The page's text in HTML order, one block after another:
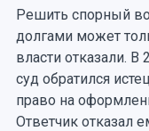
Решить спорный
долгами может
власти отказали.
суд обратился
право на
Ответчик отказал